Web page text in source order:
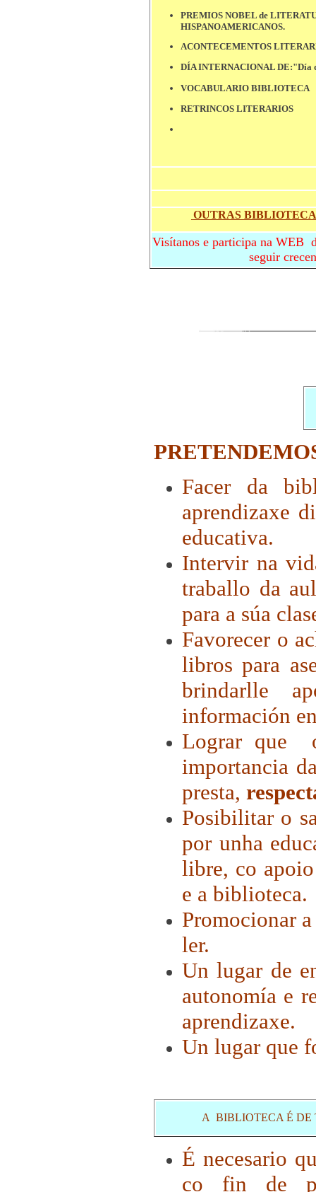
PREMIOS NOBEL de
HISPANOAMERICANOS.
ACONTECEMENTOS
DÍA INTERNACIONAL DE:"Día
VOCABULARIO BIBLIOTECA
RETRINCOS LITERARIOS
OUTRAS
Visítanos e participa na WEB
seguir
Facer da
aprendizaxe
educativa.
Intervir na
traballo da
para a súa
Favorecer o
libros para
brindarlle
información
Lograr que
importancia
presta,
Posibilitar o
por unha
libre, co
e a biblioteca.
Promocionar
ler.
Un lugar de
autonomía e
aprendizaxe.
Un lugar que
A BIBLIOTECA É DE
É necesario
co fin de